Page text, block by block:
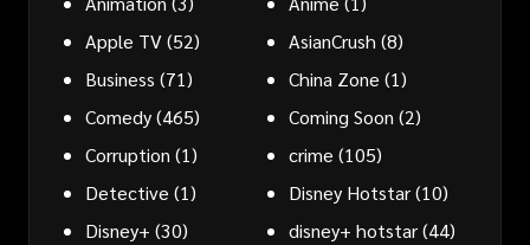
Apple TV(52) AsianCrush (8)
Business (71) China Zone (1)
Comedy(465) Coming Soon (2)
Corruption (1) crime (105)
Detective (1) Disney Hotstar(10)
Disney+ (30) disney+ hotstar(44)